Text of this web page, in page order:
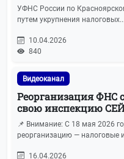
УФНС России по
путем укрупнения налоговых...
10.04.2026
840
Видеоканал
Реорганизация ФНС
свою инспекцию
📌 Внимание: С 18 мая 2026
реорганизацию — налоговые
16.04.2026